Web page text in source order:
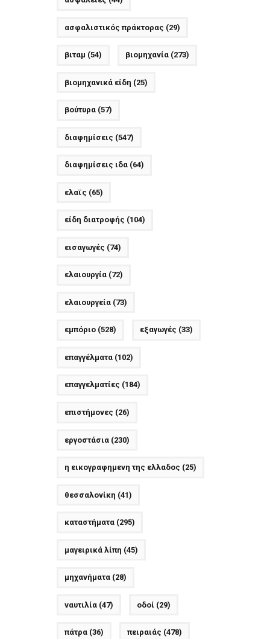
ασφαλιστικός πράκτορας (29)
βιταμ (54) βιομηχανία(273)
βιομηχανικά είδη (25)
βούτυρα(57)
διαφημίσεις (547)
διαφημίσεις ιδα(64)
ελαϊς (65)
είδη διατροφής (104)
εισαγωγές (74)
ελαιουργία(72)
ελαιουργεία(73)
εμπόριο(528) εξαγωγές (33)
επαγγέλματα(102)
επαγγελματίες (184)
επιστήμονες (26)
εργοστάσια(230)
η εικογραφημενη της ελλαδος (25)
θεσσαλονίκη (41)
καταστήματα(295)
μαγειρικά λίπη (45)
μηχανήματα(28)
ναυτιλία(47) οδοί (29)
πάτρα(36) πειραιάς (478)